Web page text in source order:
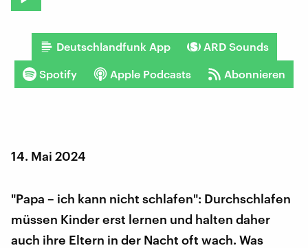
Deutschlandfunk App ARD Sounds
Spotify Apple Podcasts Abonnieren
14. Mai 2024
"Papa – ich kann nicht schlafen": Durchschlafen
müssen Kinder erst lernen und halten daher
auch ihre Eltern in der Nacht oft wach. Was